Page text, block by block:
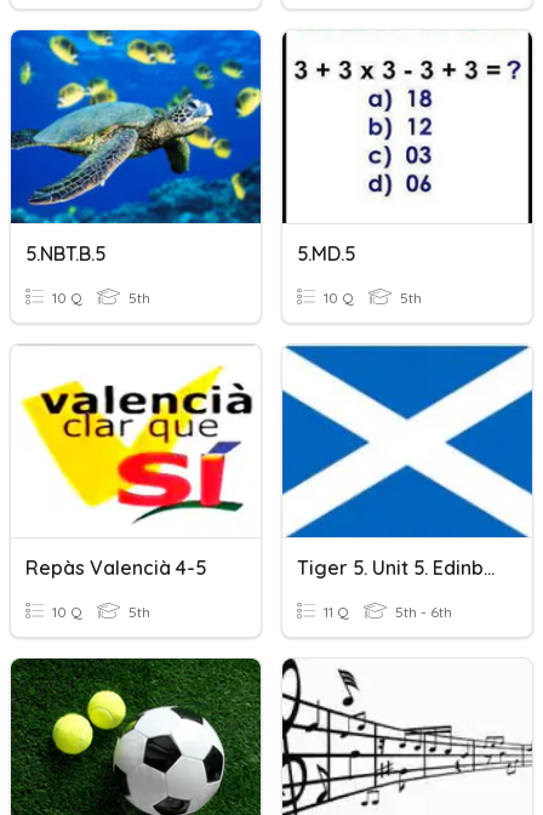
5.NBT.B.5
10 Q 5th
5.MD.5
10 Q 5th
Repàs Valencià 4-5
10 Q 5th
Tiger 5. Unit 5. Edinburgh
11 Q 5th - 6th